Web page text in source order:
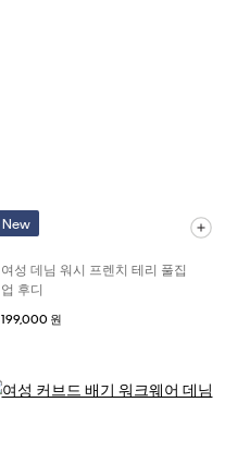
New
여성 데님 워시 프렌치 테리 풀집
업 후디
199,000 원